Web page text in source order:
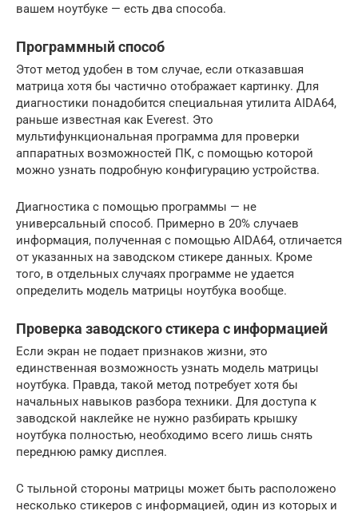
вашем ноутбуке — есть два способа.
Программный способ
Этот метод удобен в том случае, если отказавшая
матрица хотя бы частично отображает картинку. Для
диагностики понадобится специальная утилита AIDA64,
раньше известная как Everest. Это
мультифункциональная программа для проверки
аппаратных возможностей ПК, с помощью которой
можно узнать подробную конфигурацию устройства.
Диагностика с помощью программы — не
универсальный способ. Примерно в 20% случаев
информация, полученная с помощью AIDA64, отличается
от указанных на заводском стикере данных. Кроме
того, в отдельных случаях программе не удается
определить модель матрицы ноутбука вообще.
Проверка заводского стикера с информацией
Если экран не подает признаков жизни, это
единственная возможность узнать модель матрицы
ноутбука. Правда, такой метод потребует хотя бы
начальных навыков разбора техники. Для доступа к
заводской наклейке не нужно разбирать крышку
ноутбука полностью, необходимо всего лишь снять
переднюю рамку дисплея.
С тыльной стороны матрицы может быть расположено
несколько стикеров с информацией, один из которых и